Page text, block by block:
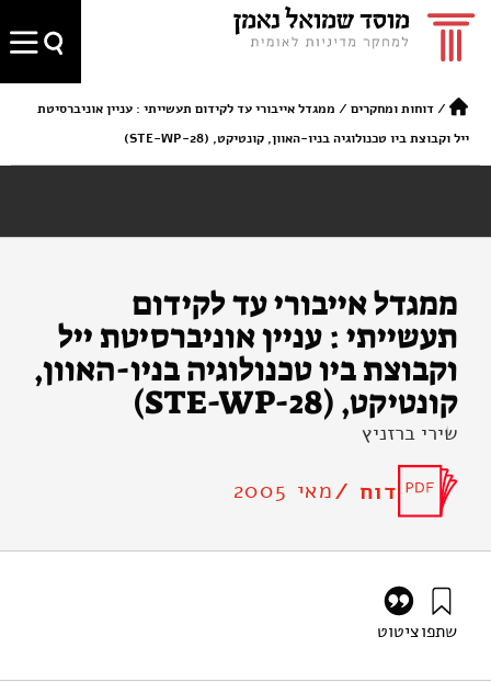
/דוחות ומחקרים / ממגדל אייבורי עד לקידום תעשייתי : עניין אוניברסיטת
ייל וקבוצת ביו טכנולוגיה בניו-האוון, קונטיקט, (STE-WP-28)
ממגדל אייבורי עד לקידום
תעשייתי : עניין אוניברסיטת ייל
וקבוצת ביו טכנולוגיה בניו-האוון,
קונטיקט, (STE-WP-28)
שירי ברזניץ
דוח /מאי 2005
שתפוציטוט